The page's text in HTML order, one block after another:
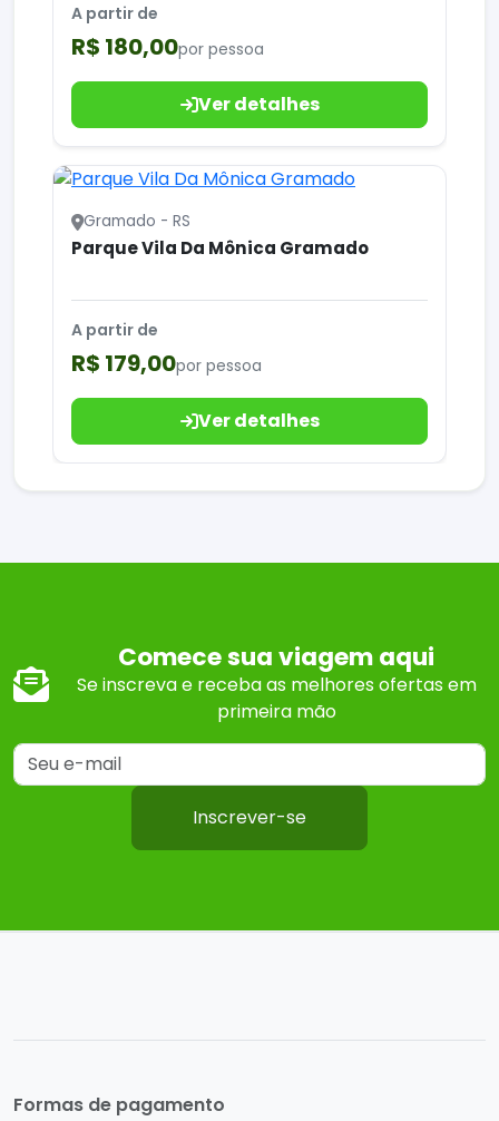
A partir de
R$ 180,00por pessoa
Ver detalhes
Gramado - RS
Parque Vila Da Mônica Gramado
A partir de
R$ 179,00por pessoa
Ver detalhes
Comece sua viagem aqui
Se inscreva e receba as melhores ofertas em
primeira mão
Inscrever-se
Formas de pagamento